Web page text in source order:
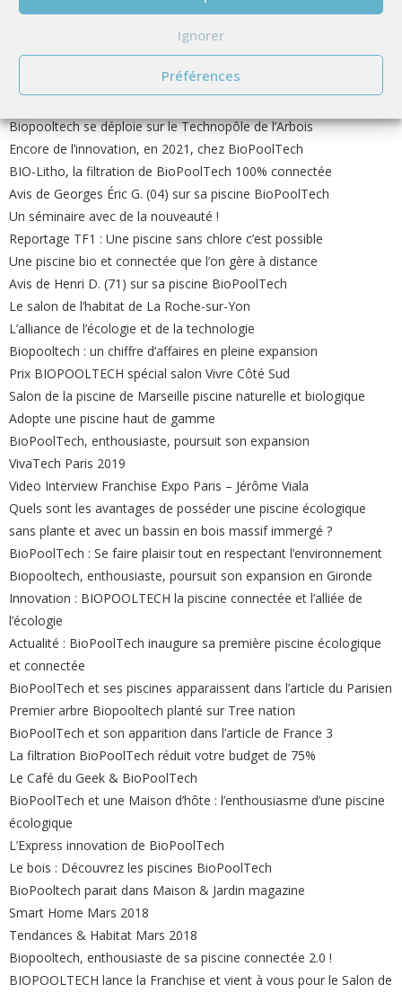
Ignorer
Préférences
Avis de Maxime O. sur sa piscine BioPoolTech
BioLitho, le nouveau système de filtration qui transforme toute
les piscines chimiques en piscines écologiques et connectées
BioPoolTech, une filtration biologique pour des piscines plus
Biopooltech se déploie sur le Technopôle de l’Arbois
Encore de l’innovation, en 2021, chez BioPoolTech
BIO-Litho, la filtration de BioPoolTech 100% connectée
Avis de Georges Éric G. (04) sur sa piscine BioPoolTech
Un séminaire avec de la nouveauté !
Reportage TF1 : Une piscine sans chlore c’est possible
Une piscine bio et connectée que l’on gère à distance
Avis de Henri D. (71) sur sa piscine BioPoolTech
Le salon de l’habitat de La Roche-sur-Yon
L’alliance de l’écologie et de la technologie
Biopooltech : un chiffre d’affaires en pleine expansion
Prix BIOPOOLTECH spécial salon Vivre Côté Sud
Salon de la piscine de Marseille piscine naturelle et biologique
Adopte une piscine haut de gamme
BioPoolTech, enthousiaste, poursuit son expansion
VivaTech Paris 2019
Video Interview Franchise Expo Paris – Jérôme Viala
Quels sont les avantages de posséder une piscine écologique
sans plante et avec un bassin en bois massif immergé ?
BioPoolTech : Se faire plaisir tout en respectant l’environnement
Biopooltech, enthousiaste, poursuit son expansion en Gironde
Innovation : BIOPOOLTECH la piscine connectée et l’alliée de
l’écologie
Actualité : BioPoolTech inaugure sa première piscine écologique
et connectée
BioPoolTech et ses piscines apparaissent dans l’article du Parisien
Premier arbre Biopooltech planté sur Tree nation
BioPoolTech et son apparition dans l’article de France 3
La filtration BioPoolTech réduit votre budget de 75%
Le Café du Geek & BioPoolTech
BioPoolTech et une Maison d’hôte : l’enthousiasme d’une piscine
écologique
L’Express innovation de BioPoolTech
Le bois : Découvrez les piscines BioPoolTech
BioPooltech parait dans Maison & Jardin magazine
Smart Home Mars 2018
Tendances & Habitat Mars 2018
Biopooltech, enthousiaste de sa piscine connectée 2.0 !
BIOPOOLTECH lance la Franchise et vient à vous pour le Salon de